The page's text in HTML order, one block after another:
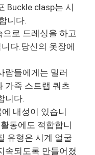
Buckle clasp는 시
니다.
로 드레싱을 하고
다.당신의 옷장에
람들에게는 밀러
가죽 스트랩 쿼츠
니다.
내성이 있습니
동에도 적합합니
유형은 시계 얼굴
속되도록 만들어졌